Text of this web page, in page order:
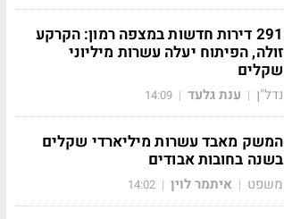
291 דירות חדשות במצפה רמון: הקרקע
זולה, הפיתוח יעלה עשרות מיליוני
שקלים
נדל"ן | ענת גלעד |
14:09
המשק מאבד עשרות מיליארדי שקלים
בשנה בחובות אבודים
משפט | איתמר לוין |
14:02